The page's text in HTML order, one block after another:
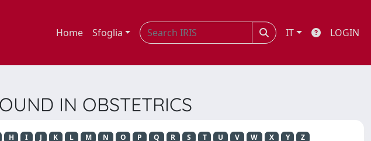
Home Sfoglia IT LOGIN
IN OBSTETRICS
H I J K L M N O P Q R S T U V W X Y Z